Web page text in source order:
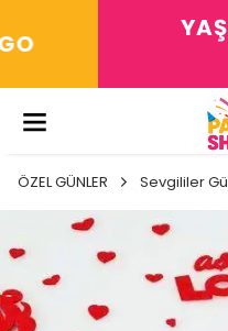
YAŞASIN!
ÖZEL GÜNLER Sevgililer